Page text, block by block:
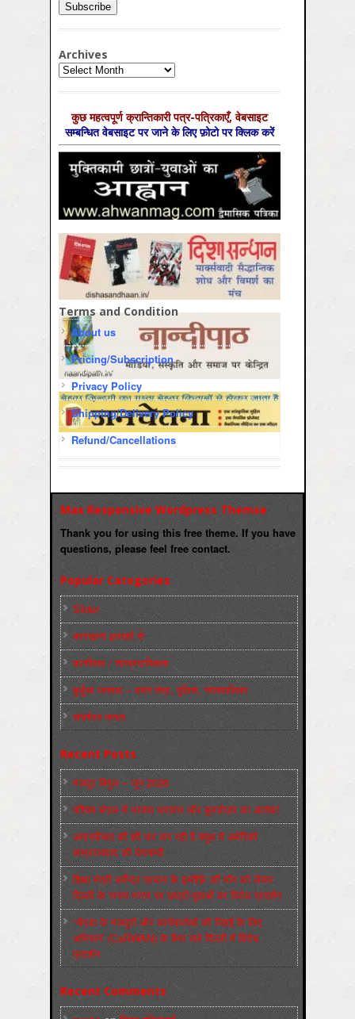
Archives
Archives
कुछ महत्‍वपूर्ण क्रान्तिकारी पत्र-पत्रिकाएँ, वेबसाइट
सम्‍बन्धित वेबसाइट पर जाने के लिए फ़ोटो पर क्लिक करें
Terms and Condition
About us
Pricing/Subscription
Privacy Policy
Shipping/Delivery Policy
Refund/Cancellations
Max Responsive Wordpress Themse
Thank you for using this free theme. If you have
questions, please feel free contact.
Popular Categories
Slider
कारख़ाना इलाक़ों से
फ़ासीवाद / साम्‍प्रदायिकता
बुर्जुआ जनवाद – दमन तंत्र, पुलिस, न्‍यायपालिका
संघर्षरत जनता
Recent Posts
मज़दूर बिगुल – जून 2026
पश्चिम बंगाल में भाजपा सरकार और बुलडोज़र का आतंक!
अमानवीयता की हदें पार कर रही है क्यूबा में अमेरिकी
साम्राज्यवाद की घेराबन्दी
शिक्षा मंत्री धर्मेन्द्र प्रधान के इस्तीफ़े की माँग को लेकर
दिल्ली के जन्तर-मन्तर पर छात्रों-युवाओं का विरोध प्रदर्शन
‘नोएडा के मज़दूरों और कार्यकर्ताओं की रिहाई के लिए
अभियान’ (CaRWAN) के बैनर तले दिल्ली में विरोध
प्रदर्शन
Recent Comments